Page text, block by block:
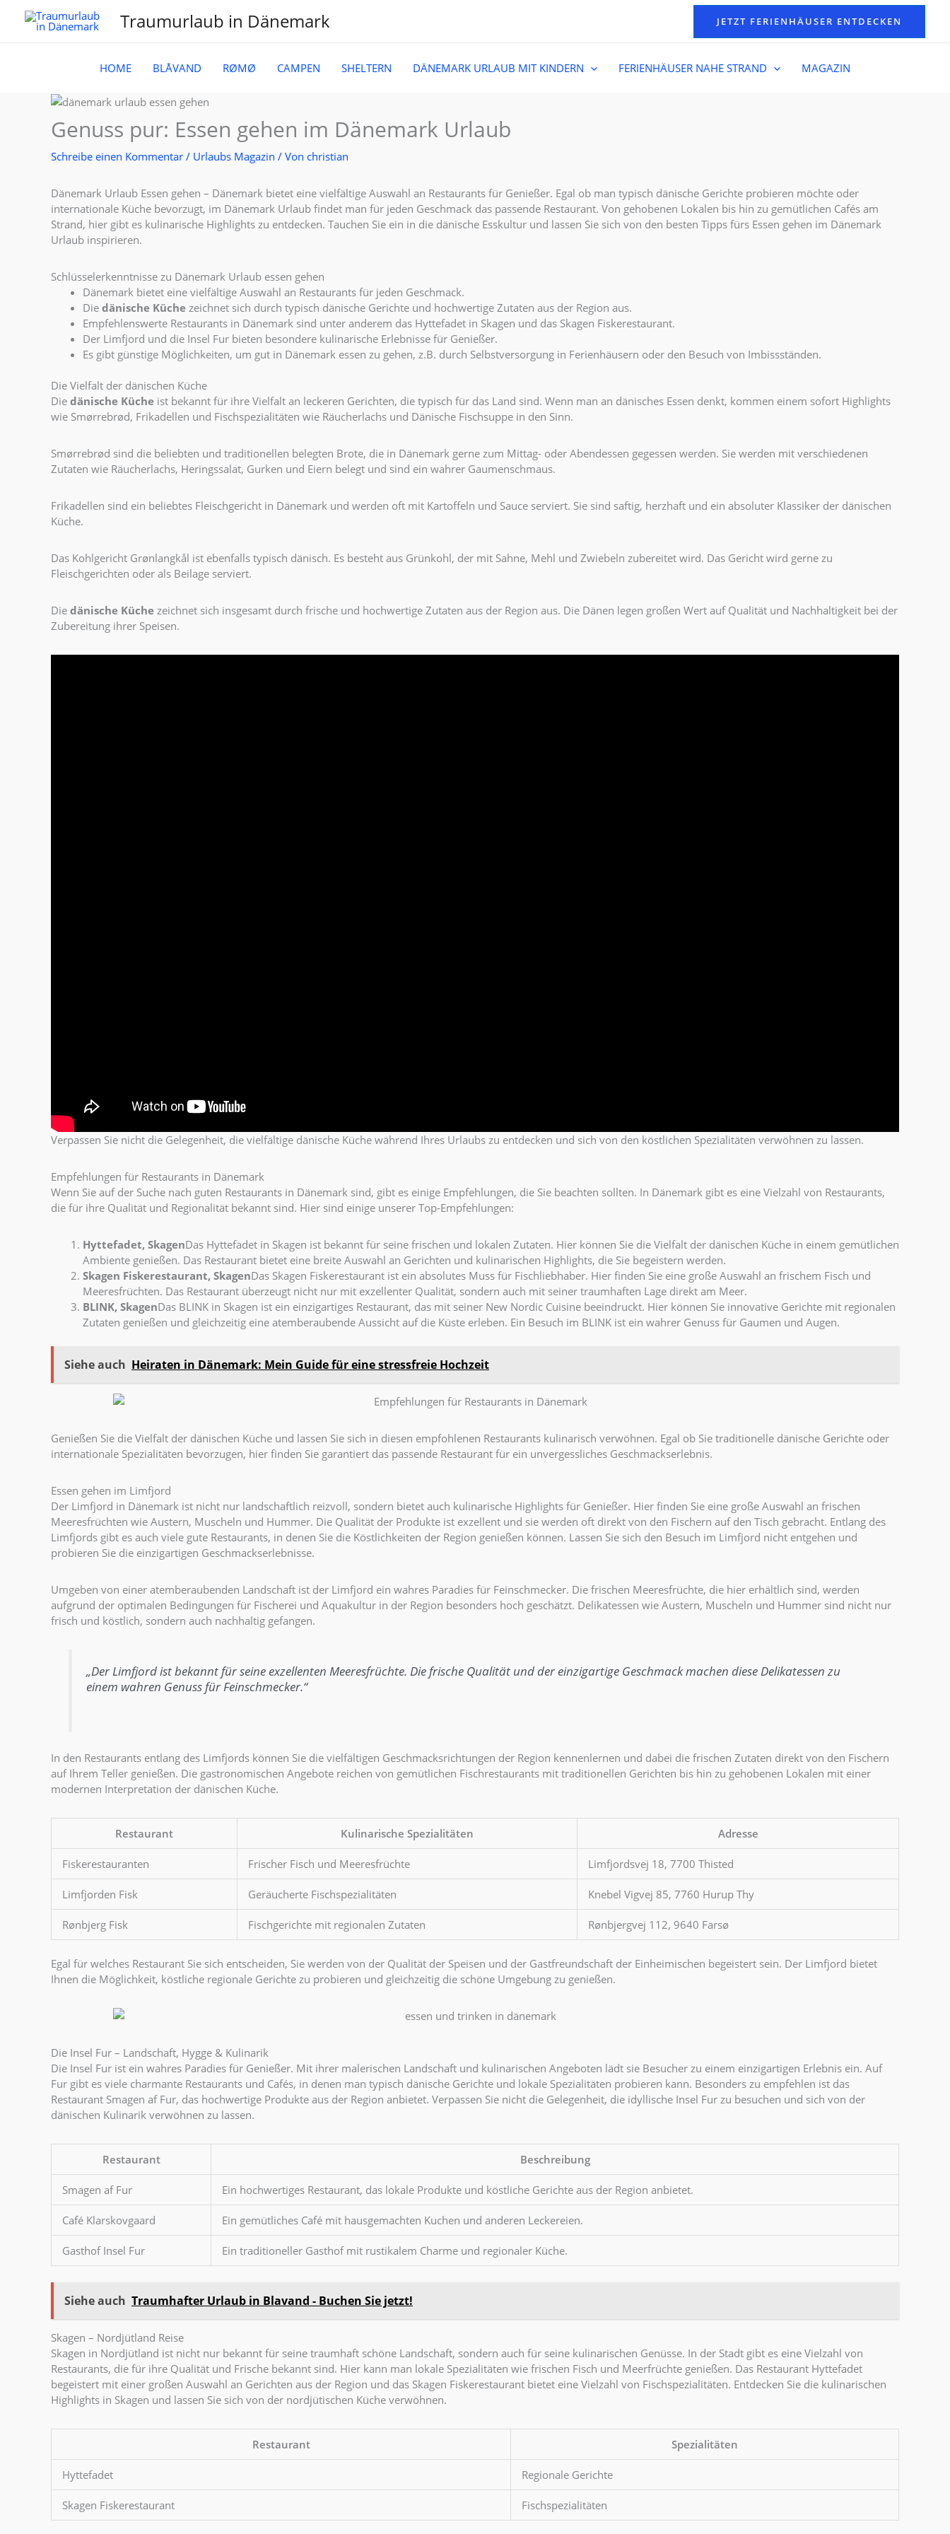
Inhalt
Traumurlaub in Dänemark JETZT FERIENHÄUSER ENTDECKEN
HOME BLÅVAND RØMØ CAMPEN SHELTERN DÄNEMARK URLAUB MIT KINDERN FERIENHÄUSER NAHE STRAND MAGAZIN
Genuss pur: Essen gehen im Dänemark Urlaub
Schreibe einen Kommentar / Urlaubs Magazin / Von christian
Dänemark Urlaub Essen gehen – Dänemark bietet eine vielfältige Auswahl an Restaurants für Genießer. Egal ob man typisch dänische Gerichte probieren möchte oder
internationale Küche bevorzugt, im Dänemark Urlaub findet man für jeden Geschmack das passende Restaurant. Von gehobenen Lokalen bis hin zu gemütlichen Cafés am
Strand, hier gibt es kulinarische Highlights zu entdecken. Tauchen Sie ein in die dänische Esskultur und lassen Sie sich von den besten Tipps fürs Essen gehen im Dänemark
Urlaub inspirieren.
Schlüsselerkenntnisse zu Dänemark Urlaub essen gehen
Dänemark bietet eine vielfältige Auswahl an Restaurants für jeden Geschmack.
Die dänische Küche zeichnet sich durch typisch dänische Gerichte und hochwertige Zutaten aus der Region aus.
Empfehlenswerte Restaurants in Dänemark sind unter anderem das Hyttefadet in Skagen und das Skagen Fiskerestaurant.
Der Limfjord und die Insel Fur bieten besondere kulinarische Erlebnisse für Genießer.
Es gibt günstige Möglichkeiten, um gut in Dänemark essen zu gehen, z.B. durch Selbstversorgung in Ferienhäusern oder den Besuch von Imbissständen.
Die Vielfalt der dänischen Küche
Die dänische Küche ist bekannt für ihre Vielfalt an leckeren Gerichten, die typisch für das Land sind. Wenn man an dänisches Essen denkt, kommen einem sofort Highlights
wie Smørrebrød, Frikadellen und Fischspezialitäten wie Räucherlachs und Dänische Fischsuppe in den Sinn.
Smørrebrød sind die beliebten und traditionellen belegten Brote, die in Dänemark gerne zum Mittag- oder Abendessen gegessen werden. Sie werden mit verschiedenen
Zutaten wie Räucherlachs, Heringssalat, Gurken und Eiern belegt und sind ein wahrer Gaumenschmaus.
Frikadellen sind ein beliebtes Fleischgericht in Dänemark und werden oft mit Kartoffeln und Sauce serviert. Sie sind saftig, herzhaft und ein absoluter Klassiker der dänischen
Küche.
Das Kohlgericht Grønlangkål ist ebenfalls typisch dänisch. Es besteht aus Grünkohl, der mit Sahne, Mehl und Zwiebeln zubereitet wird. Das Gericht wird gerne zu
Fleischgerichten oder als Beilage serviert.
Die dänische Küche zeichnet sich insgesamt durch frische und hochwertige Zutaten aus der Region aus. Die Dänen legen großen Wert auf Qualität und Nachhaltigkeit bei der
Zubereitung ihrer Speisen.
Verpassen Sie nicht die Gelegenheit, die vielfältige dänische Küche während Ihres Urlaubs zu entdecken und sich von den köstlichen Spezialitäten verwöhnen zu lassen.
Empfehlungen für Restaurants in Dänemark
Wenn Sie auf der Suche nach guten Restaurants in Dänemark sind, gibt es einige Empfehlungen, die Sie beachten sollten. In Dänemark gibt es eine Vielzahl von Restaurants,
die für ihre Qualität und Regionalität bekannt sind. Hier sind einige unserer Top-Empfehlungen:
Hyttefadet, SkagenDas Hyttefadet in Skagen ist bekannt für seine frischen und lokalen Zutaten. Hier können Sie die Vielfalt der dänischen Küche in einem gemütlichen
Ambiente genießen. Das Restaurant bietet eine breite Auswahl an Gerichten und kulinarischen Highlights, die Sie begeistern werden.
Skagen Fiskerestaurant, SkagenDas Skagen Fiskerestaurant ist ein absolutes Muss für Fischliebhaber. Hier finden Sie eine große Auswahl an frischem Fisch und
Meeresfrüchten. Das Restaurant überzeugt nicht nur mit exzellenter Qualität, sondern auch mit seiner traumhaften Lage direkt am Meer.
BLINK, SkagenDas BLINK in Skagen ist ein einzigartiges Restaurant, das mit seiner New Nordic Cuisine beeindruckt. Hier können Sie innovative Gerichte mit regionalen
Zutaten genießen und gleichzeitig eine atemberaubende Aussicht auf die Küste erleben. Ein Besuch im BLINK ist ein wahrer Genuss für Gaumen und Augen.
Siehe auch Heiraten in Dänemark: Mein Guide für eine stressfreie Hochzeit
Genießen Sie die Vielfalt der dänischen Küche und lassen Sie sich in diesen empfohlenen Restaurants kulinarisch verwöhnen. Egal ob Sie traditionelle dänische Gerichte oder
internationale Spezialitäten bevorzugen, hier finden Sie garantiert das passende Restaurant für ein unvergessliches Geschmackserlebnis.
Essen gehen im Limfjord
Der Limfjord in Dänemark ist nicht nur landschaftlich reizvoll, sondern bietet auch kulinarische Highlights für Genießer. Hier finden Sie eine große Auswahl an frischen
Meeresfrüchten wie Austern, Muscheln und Hummer. Die Qualität der Produkte ist exzellent und sie werden oft direkt von den Fischern auf den Tisch gebracht. Entlang des
Limfjords gibt es auch viele gute Restaurants, in denen Sie die Köstlichkeiten der Region genießen können. Lassen Sie sich den Besuch im Limfjord nicht entgehen und
probieren Sie die einzigartigen Geschmackserlebnisse.
Umgeben von einer atemberaubenden Landschaft ist der Limfjord ein wahres Paradies für Feinschmecker. Die frischen Meeresfrüchte, die hier erhältlich sind, werden
aufgrund der optimalen Bedingungen für Fischerei und Aquakultur in der Region besonders hoch geschätzt. Delikatessen wie Austern, Muscheln und Hummer sind nicht nur
frisch und köstlich, sondern auch nachhaltig gefangen.
„Der Limfjord ist bekannt für seine exzellenten Meeresfrüchte. Die frische Qualität und der einzigartige Geschmack machen diese Delikatessen zu
einem wahren Genuss für Feinschmecker.“
In den Restaurants entlang des Limfjords können Sie die vielfältigen Geschmacksrichtungen der Region kennenlernen und dabei die frischen Zutaten direkt von den Fischern
auf Ihrem Teller genießen. Die gastronomischen Angebote reichen von gemütlichen Fischrestaurants mit traditionellen Gerichten bis hin zu gehobenen Lokalen mit einer
modernen Interpretation der dänischen Küche.
Restaurant Kulinarische Spezialitäten Adresse
Fiskerestauranten Frischer Fisch und Meeresfrüchte Limfjordsvej 18, 7700 Thisted
Limfjorden Fisk Geräucherte Fischspezialitäten Knebel Vigvej 85, 7760 Hurup Thy
Rønbjerg Fisk Fischgerichte mit regionalen Zutaten Rønbjergvej 112, 9640 Farsø
Egal für welches Restaurant Sie sich entscheiden, Sie werden von der Qualität der Speisen und der Gastfreundschaft der Einheimischen begeistert sein. Der Limfjord bietet
Ihnen die Möglichkeit, köstliche regionale Gerichte zu probieren und gleichzeitig die schöne Umgebung zu genießen.
Die Insel Fur – Landschaft, Hygge & Kulinarik
Die Insel Fur ist ein wahres Paradies für Genießer. Mit ihrer malerischen Landschaft und kulinarischen Angeboten lädt sie Besucher zu einem einzigartigen Erlebnis ein. Auf
Fur gibt es viele charmante Restaurants und Cafés, in denen man typisch dänische Gerichte und lokale Spezialitäten probieren kann. Besonders zu empfehlen ist das
Restaurant Smagen af Fur, das hochwertige Produkte aus der Region anbietet. Verpassen Sie nicht die Gelegenheit, die idyllische Insel Fur zu besuchen und sich von der
dänischen Kulinarik verwöhnen zu lassen.
Restaurant Beschreibung
Smagen af Fur Ein hochwertiges Restaurant, das lokale Produkte und köstliche Gerichte aus der Region anbietet.
Café Klarskovgaard Ein gemütliches Café mit hausgemachten Kuchen und anderen Leckereien.
Gasthof Insel Fur Ein traditioneller Gasthof mit rustikalem Charme und regionaler Küche.
Siehe auch Traumhafter Urlaub in Blavand - Buchen Sie jetzt!
Skagen – Nordjütland Reise
Skagen in Nordjütland ist nicht nur bekannt für seine traumhaft schöne Landschaft, sondern auch für seine kulinarischen Genüsse. In der Stadt gibt es eine Vielzahl von
Restaurants, die für ihre Qualität und Frische bekannt sind. Hier kann man lokale Spezialitäten wie frischen Fisch und Meerfrüchte genießen. Das Restaurant Hyttefadet
begeistert mit einer großen Auswahl an Gerichten aus der Region und das Skagen Fiskerestaurant bietet eine Vielzahl von Fischspezialitäten. Entdecken Sie die kulinarischen
Highlights in Skagen und lassen Sie sich von der nordjütischen Küche verwöhnen.
Restaurant Spezialitäten
Hyttefadet Regionale Gerichte
Skagen Fiskerestaurant Fischspezialitäten